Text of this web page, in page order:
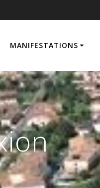
MANIFESTATIONS